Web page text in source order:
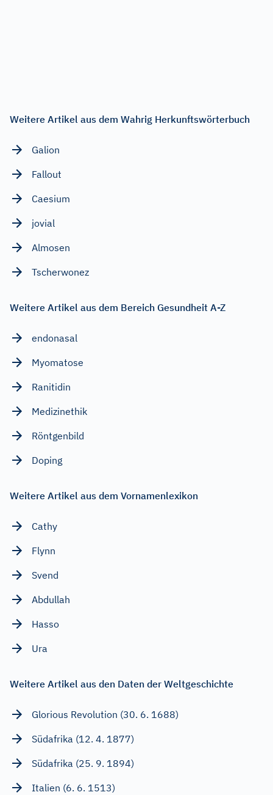
Weitere Artikel aus dem Wahrig Herkunftswörterbuch
Galion
Fallout
Caesium
jovial
Almosen
Tscherwonez
Weitere Artikel aus dem Bereich Gesundheit A-Z
endonasal
Myomatose
Ranitidin
Medizinethik
Röntgenbild
Doping
Weitere Artikel aus dem Vornamenlexikon
Cathy
Flynn
Svend
Abdullah
Hasso
Ura
Weitere Artikel aus den Daten der Weltgeschichte
Glorious Revolution (30. 6. 1688)
Südafrika (12. 4. 1877)
Südafrika (25. 9. 1894)
Italien (6. 6. 1513)